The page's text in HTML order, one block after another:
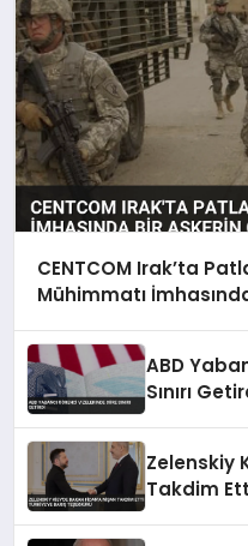
CENTCOM Irak’ta
Mühimmatı
ABD
Sınırı
Zelenskiy
Takdim